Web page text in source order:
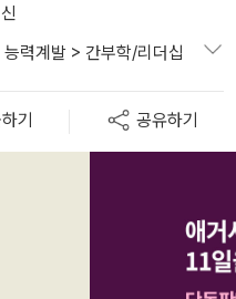
력계발 > 간부학/리더십
기 공유하기